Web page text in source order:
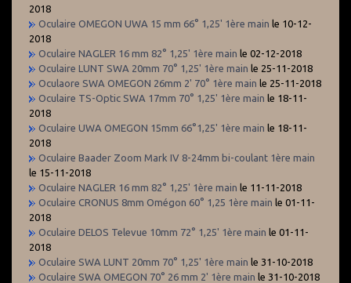
2018
Oculaire OMEGON UWA 15 mm 66° 1,25' 1ère main le 10-12-
2018
Oculaire NAGLER 16 mm 82° 1,25' 1ère main le 02-12-2018
Oculaire LUNT SWA 20mm 70° 1,25' 1ère main le 25-11-2018
Oculaore SWA OMEGON 26mm 2' 70° 1ère main le 25-11-2018
Oculaire TS-Optic SWA 17mm 70° 1,25' 1ère main le 18-11-
2018
Oculaire UWA OMEGON 15mm 66°1,25' 1ère main le 18-11-
2018
Oculaire Baader Zoom Mark IV 8-24mm bi-coulant 1ère main
le 15-11-2018
Oculaire NAGLER 16 mm 82° 1,25' 1ère main le 11-11-2018
Oculaire CRONUS 8mm Omégon 60° 1,25 1ère main le 01-11-
2018
Oculaire DELOS Televue 10mm 72° 1,25' 1ère main le 01-11-
2018
Oculaire SWA LUNT 20mm 70° 1,25' 1ère main le 31-10-2018
Oculaire SWA OMEGON 70° 26 mm 2' 1ère main le 31-10-2018